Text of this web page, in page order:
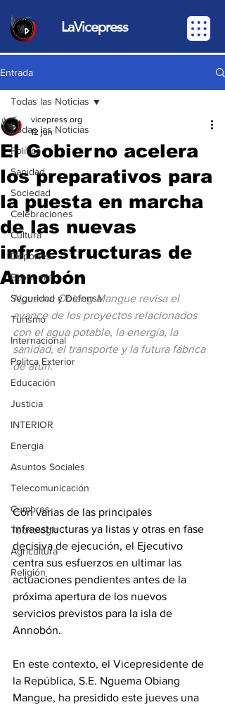
LaVicepress
Entrada
Todas las Noticias
Política
Sanidad
Sociedad
Celebraciones
Cultura
Deportes
Economia
Seguridad y Defensa
Turismo
Internacional
Politca Exterior
Educación
Justicia
INTERIOR
Energia
Asuntos Sociales
Telecomunicación
Cumbres
Tecnología
Agricultura
Religión
Todas las Noticias
El Gobierno acelera
los preparativos para
la puesta en marcha
de las nuevas
infraestructuras de
Annobón
vicepress org
12 jun
Nguema Obiang Mangue revisa el
avance de los proyectos relacionados
con el agua potable, la energía, la
sanidad, el transporte y la futura fábrica
de atún.
Con varias de las principales
infraestructuras ya listas y otras en fase
decisiva de ejecución, el Ejecutivo
centra sus esfuerzos en ultimar las
actuaciones pendientes antes de la
próxima apertura de los nuevos
servicios previstos para la isla de
Annobón.
En este contexto, el Vicepresidente de
la República, S.E. Nguema Obiang
Mangue, ha presidido este jueves una